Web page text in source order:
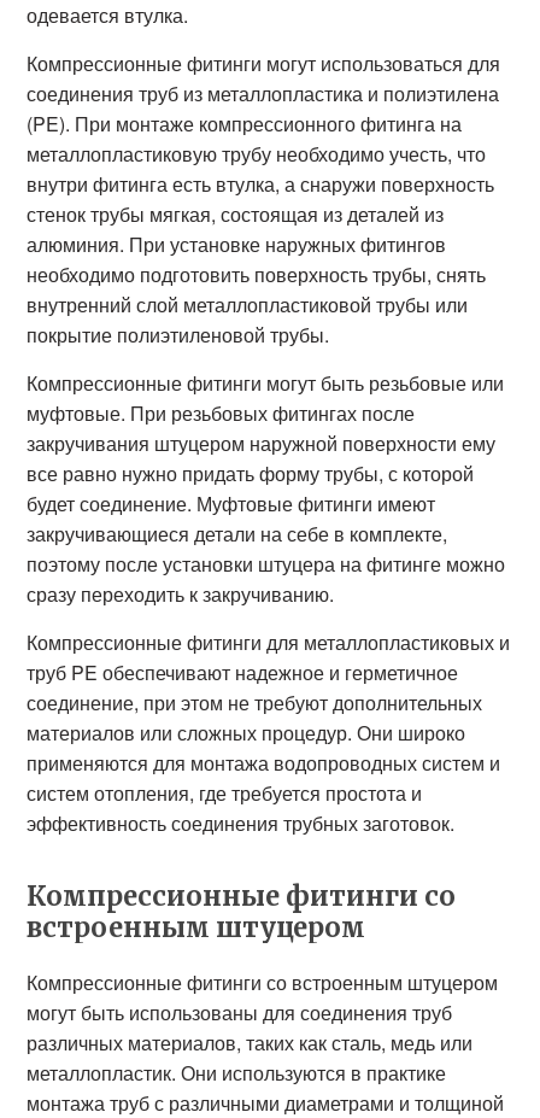
одевается втулка.
Компрессионные фитинги могут использоваться для
соединения труб из металлопластика и полиэтилена
(PE). При монтаже компрессионного фитинга на
металлопластиковую трубу необходимо учесть, что
внутри фитинга есть втулка, а снаружи поверхность
стенок трубы мягкая, состоящая из деталей из
алюминия. При установке наружных фитингов
необходимо подготовить поверхность трубы, снять
внутренний слой металлопластиковой трубы или
покрытие полиэтиленовой трубы.
Компрессионные фитинги могут быть резьбовые или
муфтовые. При резьбовых фитингах после
закручивания штуцером наружной поверхности ему
все равно нужно придать форму трубы, с которой
будет соединение. Муфтовые фитинги имеют
закручивающиеся детали на себе в комплекте,
поэтому после установки штуцера на фитинге можно
сразу переходить к закручиванию.
Компрессионные фитинги для металлопластиковых и
труб PE обеспечивают надежное и герметичное
соединение, при этом не требуют дополнительных
материалов или сложных процедур. Они широко
применяются для монтажа водопроводных систем и
систем отопления, где требуется простота и
эффективность соединения трубных заготовок.
Компрессионные фитинги со
встроенным штуцером
Компрессионные фитинги со встроенным штуцером
могут быть использованы для соединения труб
различных материалов, таких как сталь, медь или
металлопластик. Они используются в практике
монтажа труб с различными диаметрами и толщиной